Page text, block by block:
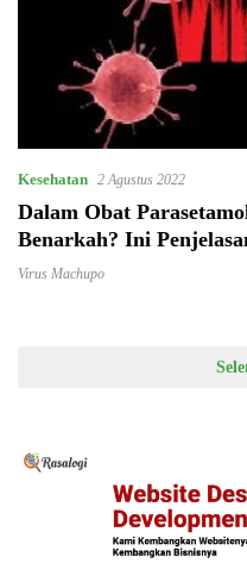
Kesehatan 2 Agustus 2022
Dalam Obat
Benarkah? Ini
Virus Machupo